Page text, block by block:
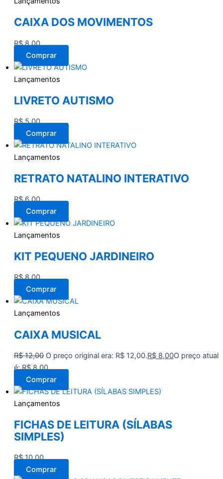
CAIXA DOS MOVIMENTOS
R$8,00
Comprar
Lançamentos
LIVRETO AUTISMO
R$5,00
Comprar
Lançamentos
RETRATO NATALINO INTERATIVO
R$6,00
Comprar
Lançamentos
KIT PEQUENO JARDINEIRO
R$8,00
Comprar
Lançamentos
CAIXA MUSICAL
R$12,00 O preço original era: R$ 12,00.R$ 8,00O preço atual
é: R$ 8,00.
Comprar
Lançamentos
FICHAS DE LEITURA (SÍLABAS
SIMPLES)
R$10,00
Comprar